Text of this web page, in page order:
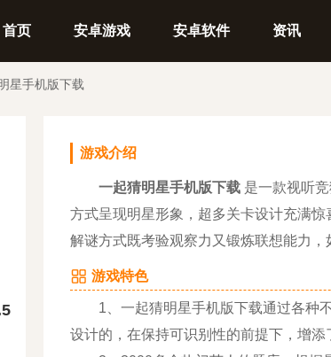
首页 安卓游戏 安卓软件 资讯
星手机版下载
游戏介绍
一起猜明星手机版下载 是一款视听
方式呈现明星形象，超多关卡设计充满
解谜方式既考验观察力又锻炼联想能力
游戏特色
1、一起猜明星手机版下载通过各种不
设计的，在保持可识别性的前提下，增